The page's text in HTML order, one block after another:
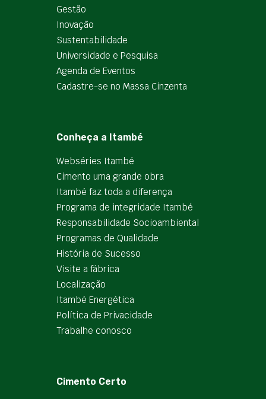
Gestão
Inovação
Sustentabilidade
Universidade e Pesquisa
Agenda de Eventos
Cadastre-se no Massa Cinzenta
Conheça a Itambé
Webséries Itambé
Cimento uma grande obra
Itambé faz toda a diferença
Programa de integridade Itambé
Responsabilidade Socioambiental
Programas de Qualidade
História de Sucesso
Visite a fábrica
Localização
Itambé Energética
Política de Privacidade
Trabalhe conosco
Cimento Certo